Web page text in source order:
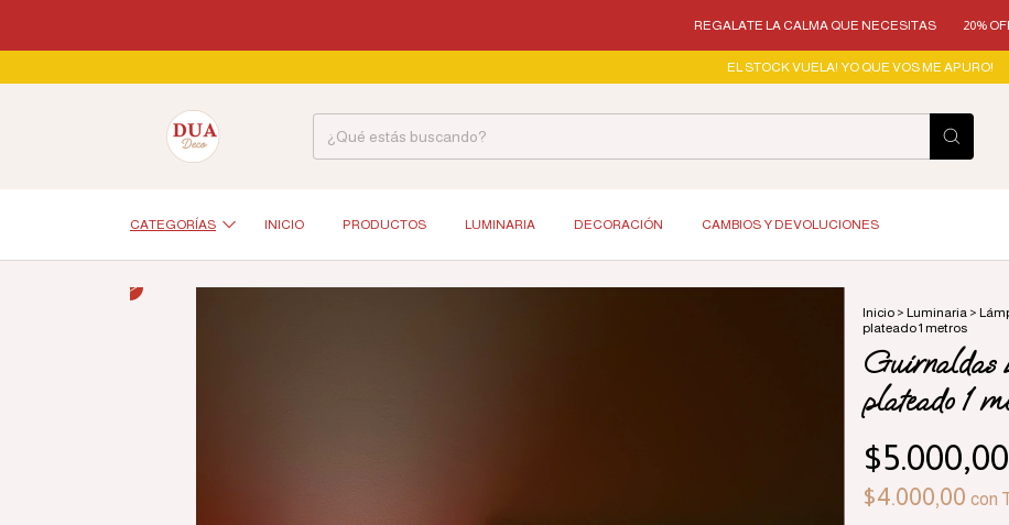
REGALATE LA CALMA QUE NECESITAS 20% OFF
EL STOCK VUELA! YO QUE VOS ME APURO! ENVÍOS
CATEGORÍAS INICIO PRODUCTOS LUMINARIA DECORACIÓN CAMBIOS Y DEVOLUCIONES
Inicio > Luminaria >
plateado 1 metros
plateado 1
$5.000,00
$4.000,00 con